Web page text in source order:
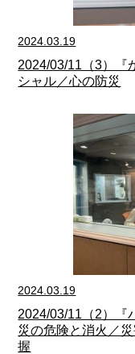
2024.03.19
2024/03/11（3）『
シャル／心の防災
2024.03.19
2024/03/11（2）『
災の危険と消火／
握